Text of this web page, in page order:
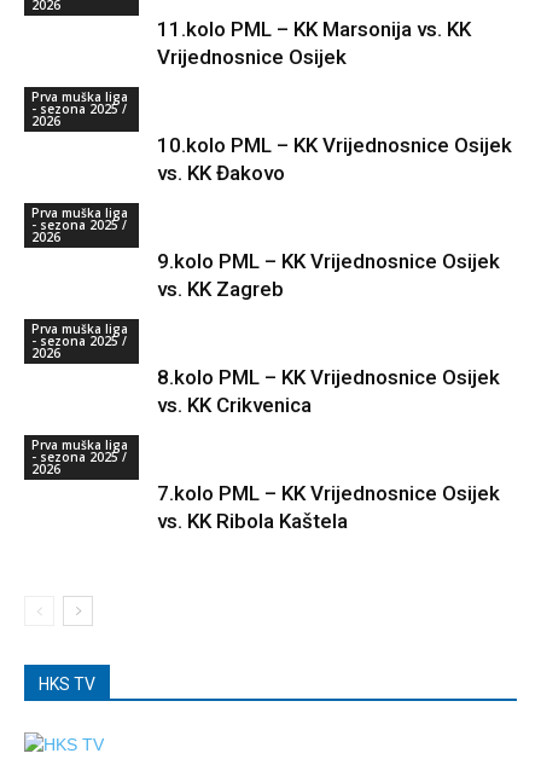
2026
11.kolo PML – KK Marsonija vs. KK
Vrijednosnice Osijek
Prva muška liga
- sezona 2025 /
2026
10.kolo PML – KK Vrijednosnice Osijek
vs. KK Đakovo
Prva muška liga
- sezona 2025 /
2026
9.kolo PML – KK Vrijednosnice Osijek
vs. KK Zagreb
Prva muška liga
- sezona 2025 /
2026
8.kolo PML – KK Vrijednosnice Osijek
vs. KK Crikvenica
Prva muška liga
- sezona 2025 /
2026
7.kolo PML – KK Vrijednosnice Osijek
vs. KK Ribola Kaštela
HKS TV